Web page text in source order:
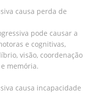
causa perda de
pode causar a
e cognitivas,
visão, coordenação
memória.
causa incapacidade